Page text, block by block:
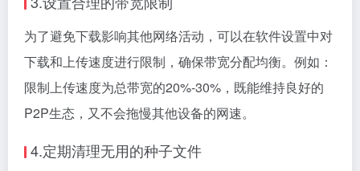
为了避免下载影响其他网络活动，可以在软件设置中对
下载和上传速度进行限制，确保带宽分配均衡。例如：
限制上传速度为总带宽的20%-30%，既能维持良好的
P2P生态，又不会拖慢其他设备的网速。
4.定期清理无用的种子文件